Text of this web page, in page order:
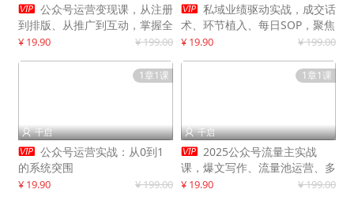
 公众号运营变现课，从注册
到排版、从推广到互动，掌握全
流程，开启个人品牌月入
¥ 19.90 ¥ 199.00
 私域业绩驱动实战，成交话
术、环节植入、每日SOP，聚焦
增长，驱动营收持续突破
¥ 19.90 ¥ 199.00
1章1课
 千启
 公众号运营实战：从0到1
的系统突围
¥ 19.90 ¥ 199.00
1章1课
 千启
 2025公众号流量主实战
课，爆文写作、流量池运营、多
平台分发，新手日入千元月赚5
¥ 19.90 ¥ 199.00